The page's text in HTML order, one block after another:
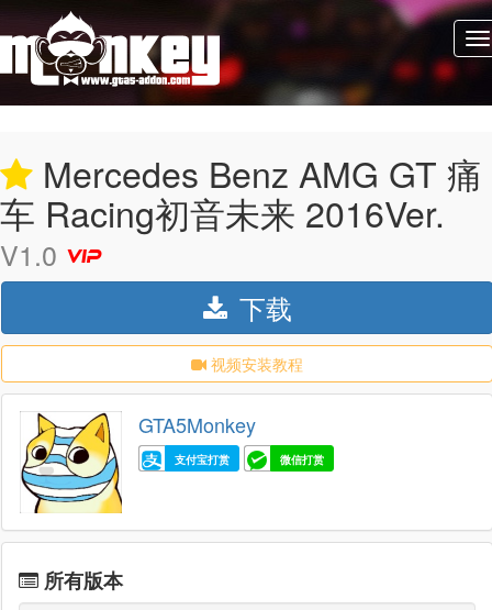
Mercedes Benz AMG GT 痛
车 Racing初音未来 2016Ver.
V1.0
下载
视频安装教程
GTA5Monkey
支付宝打赏 微信打赏
所有版本